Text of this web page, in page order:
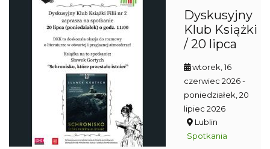
Dyskusyjny
Klub Książki
/ 20 lipca
wtorek, 16
czerwiec 2026-
poniedziałek, 20
lipiec 2026
Lublin
Spotkania